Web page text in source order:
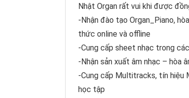
Nhật Organ rất vui khi được
-Nhận đào tạo Organ_Piano,
thức online và offline
-Cung cấp sheet nhạc trong
-Nhận sản xuất âm nhạc – hòa
-Cung cấp Multitracks, tín hiệu
học tập